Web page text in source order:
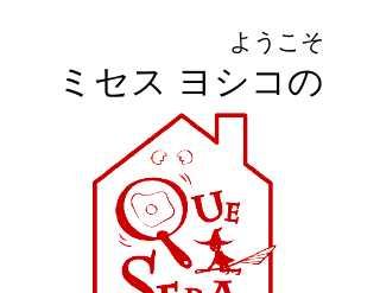
ようこそ
ミセス ヨシコの